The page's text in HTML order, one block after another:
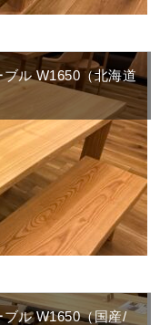
ル W1650（北海道
ル W1650（国産/